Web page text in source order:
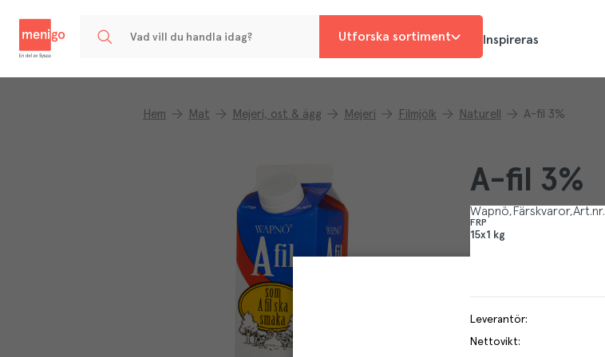
Utforska sortiment Inspireras
Hem Mat Mejeri, ost & ägg Mejeri Filmjölk Naturell A-fil 3%
A-fil 3%
Wapnö Färskvaror Art.nr.
FRP
15x1 kg
Leverantör:
Nettovikt: